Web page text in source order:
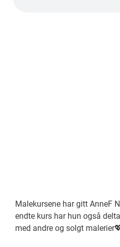
Malekursene har gitt AnneF
endte kurs har hun også
med andre og solgt